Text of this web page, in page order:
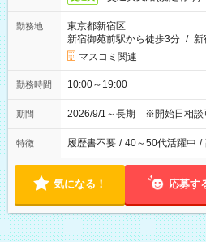
勤務地
東京都新宿区
新宿御苑前駅から徒歩3分 / 新
マスコミ関連
勤務時間 10:00～19:00
期間 2026/9/1～長期 ※開始日相
特徴 履歴書不要 / 40～50代活躍中 /
気になる！ 応募す